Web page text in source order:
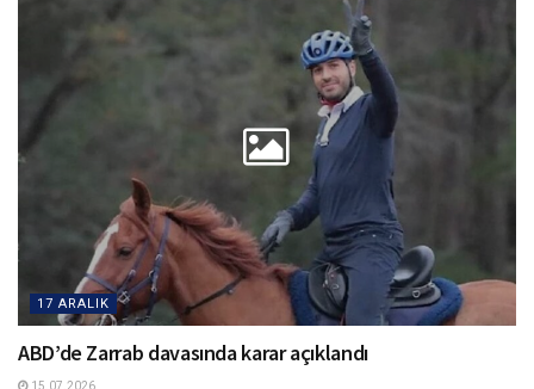
17 ARALIK
ABD’de Zarrab davasında karar açıklandı
15.07.2026